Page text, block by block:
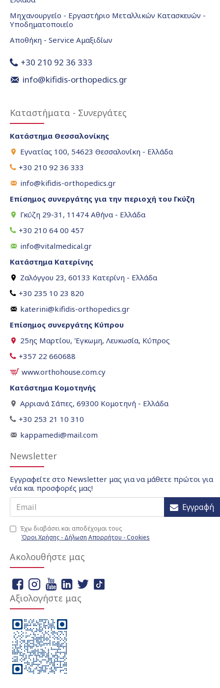
Μηχανουργείο - Εργαστήριο Μεταλλικών Κατασκευών -
Υποδηματοποιείο
Αποθήκη - Service Αμαξιδίων
+30 210 92 36 333
info@kifidis-orthopedics.gr
Καταστήματα - Συνεργάτες
Κατάστημα Θεσσαλονίκης
Εγνατίας 100, 54623 Θεσσαλονίκη - Ελλάδα
+30 210 92 36 333
info@kifidis-orthopedics.gr
Επίσημος συνεργάτης για την περιοχή του Γκύζη
Γκύζη 29-31, 11474 Αθήνα - Ελλάδα
+30 210 64 00 457
info@vitalmedical.gr
Κατάστημα Κατερίνης
Ζαλόγγου 23, 60133 Κατερίνη - Ελλάδα
+30 235 10 23 820
katerini@kifidis-orthopedics.gr
Επίσημος συνεργάτης Κύπρου
25ης Μαρτίου, Έγκωμη, Λευκωσία, Κύπρος
+357 22 660688
www.orthohouse.com.cy
Κατάστημα Κομοτηνής
Αρριανά Σάπες, 69300 Κομοτηνή - Ελλάδα
+30 253 21 10 310
kappamedi@mail.com
Newsletter
Εγγραφείτε στο Newsletter μας για να μάθετε πρώτοι για
νέα και προσφορές μας!
Εγγραφή
Έχω διαβάσει και αποδέχομαι τους
Όροι Χρήσης - Δήλωση Απορρήτου - Cookies
Ακολουθήστε μας
Αξιολογήστε μας